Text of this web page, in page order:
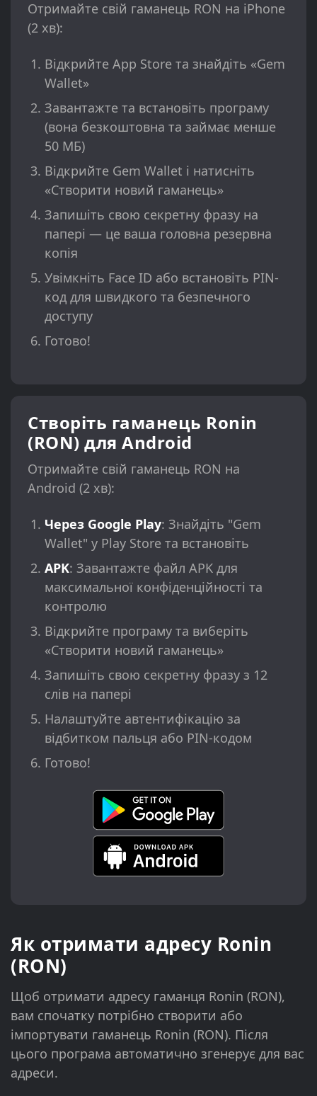
Отримайте свій гаманець RON на iPhone
(2 хв):
Відкрийте App Store та знайдіть «Gem
Wallet»
Завантажте та встановіть програму
(вона безкоштовна та займає менше
50 МБ)
Відкрийте Gem Wallet і натисніть
«Створити новий гаманець»
Запишіть свою секретну фразу на
папері — це ваша головна резервна
копія
Увімкніть Face ID або встановіть PIN-
код для швидкого та безпечного
доступу
Готово!
Створіть гаманець Ronin
(RON) для Android
Отримайте свій гаманець RON на
Android (2 хв):
Через Google Play: Знайдіть "Gem
Wallet" у Play Store та встановіть
APK: Завантажте файл APK для
максимальної конфіденційності та
контролю
Відкрийте програму та виберіть
«Створити новий гаманець»
Запишіть свою секретну фразу з 12
слів на папері
Налаштуйте автентифікацію за
відбитком пальця або PIN-кодом
Готово!
Як отримати адресу Ronin
(RON)
Щоб отримати адресу гаманця Ronin (RON),
вам спочатку потрібно створити або
імпортувати гаманець Ronin (RON). Після
цього програма автоматично згенерує для вас
адреси.